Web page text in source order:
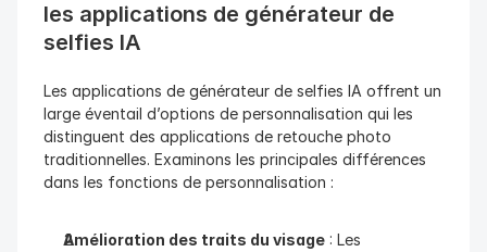
les applications de générateur de
selfies IA
Les applications de générateur de selfies IA offrent un
large éventail d’options de personnalisation qui les
distinguent des applications de retouche photo
traditionnelles. Examinons les principales différences
dans les fonctions de personnalisation :
Amélioration des traits du visage : Les